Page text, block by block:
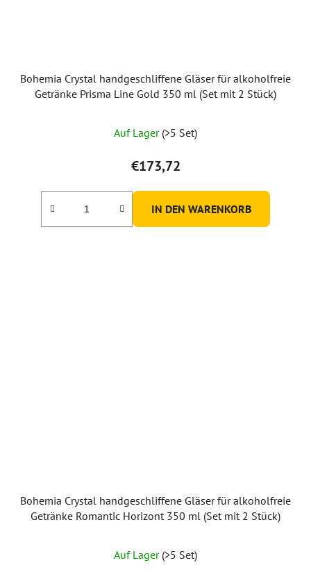
Bohemia Crystal handgeschliffene Gläser für alkoholfreie
Getränke Prisma Line Gold 350 ml (Set mit 2 Stück)
Auf Lager (>5 Set)
€173,72
IN DEN WARENKORB
Bohemia Crystal handgeschliffene Gläser für alkoholfreie
Getränke Romantic Horizont 350 ml (Set mit 2 Stück)
Auf Lager (>5 Set)